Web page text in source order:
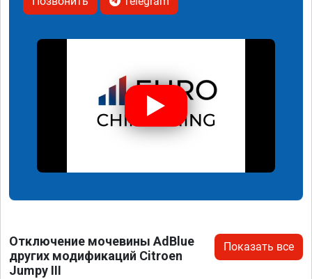
Отключение мочевины AdBlue
других модификаций Citroen
Jumpy III
Показать все